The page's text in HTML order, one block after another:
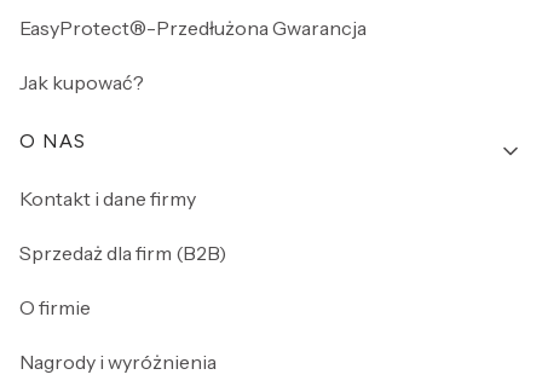
EasyProtect®-Przedłużona Gwarancja
Jak kupować?
O NAS
Kontakt i dane firmy
Sprzedaż dla firm (B2B)
O firmie
Nagrody i wyróżnienia